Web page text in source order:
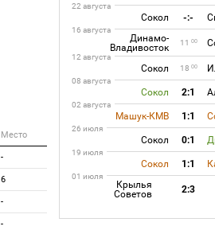
Место
-
6
-
-
22 августа
Сокол -:-
16 августа
Динамо-
Владивосток
11 00
12 августа
Сокол 18 00
08 августа
Сокол 2:1
02 августа
Машук-КМВ 1:1
26 июля
Сокол 0:1
19 июля
Сокол 1:1
01 июля
Крылья
Советов
2:3